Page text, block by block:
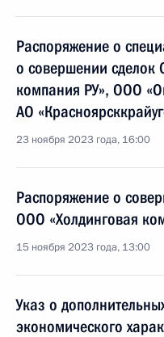
Распоряжение о
о совершении сделок
компания РУ», ООО
АО
23 ноября 2023 года, 16:00
Распоряжение о
ООО «Холдинговая
15 ноября 2023 года, 13:00
Указ о
экономического